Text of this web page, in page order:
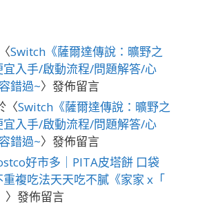
Switch《薩爾達傳說：曠野之
宜入手/啟動流程/問題解答/心
錯過~〉發佈留言
〈Switch《薩爾達傳說：曠野之
宜入手/啟動流程/問題解答/心
錯過~〉發佈留言
好市多｜PITA皮塔餅 口袋
複吃法天天吃不膩《家家 x「
〉發佈留言